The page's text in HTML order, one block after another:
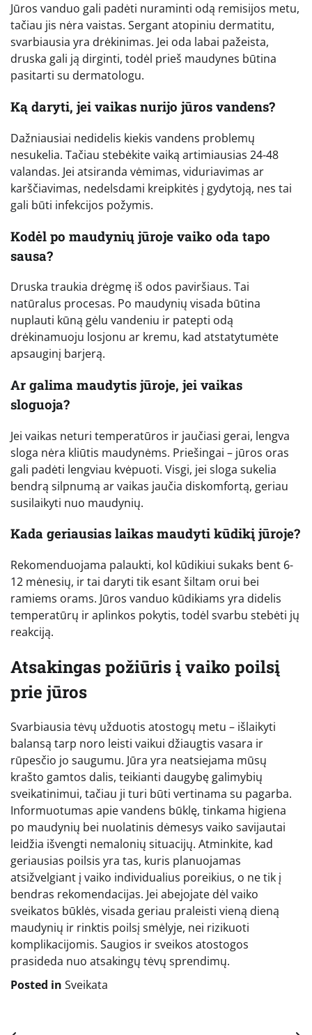
Jūros vanduo gali padėti nuraminti odą remisijos metu,
tačiau jis nėra vaistas. Sergant atopiniu dermatitu,
svarbiausia yra drėkinimas. Jei oda labai pažeista,
druska gali ją dirginti, todėl prieš maudynes būtina
pasitarti su dermatologu.
Ką daryti, jei vaikas nurijo jūros vandens?
Dažniausiai nedidelis kiekis vandens problemų
nesukelia. Tačiau stebėkite vaiką artimiausias 24-48
valandas. Jei atsiranda vėmimas, viduriavimas ar
karščiavimas, nedelsdami kreipkitės į gydytoją, nes tai
gali būti infekcijos požymis.
Kodėl po maudynių jūroje vaiko oda tapo
sausa?
Druska traukia drėgmę iš odos paviršiaus. Tai
natūralus procesas. Po maudynių visada būtina
nuplauti kūną gėlu vandeniu ir patepti odą
drėkinamuoju losjonu ar kremu, kad atstatytumėte
apsauginį barjerą.
Ar galima maudytis jūroje, jei vaikas
sloguoja?
Jei vaikas neturi temperatūros ir jaučiasi gerai, lengva
sloga nėra kliūtis maudynėms. Priešingai – jūros oras
gali padėti lengviau kvėpuoti. Visgi, jei sloga sukelia
bendrą silpnumą ar vaikas jaučia diskomfortą, geriau
susilaikyti nuo maudynių.
Kada geriausias laikas maudyti kūdikį jūroje?
Rekomenduojama palaukti, kol kūdikiui sukaks bent 6-
12 mėnesių, ir tai daryti tik esant šiltam orui bei
ramiems orams. Jūros vanduo kūdikiams yra didelis
temperatūrų ir aplinkos pokytis, todėl svarbu stebėti jų
reakciją.
Atsakingas požiūris į vaiko poilsį
prie jūros
Svarbiausia tėvų užduotis atostogų metu – išlaikyti
balansą tarp noro leisti vaikui džiaugtis vasara ir
rūpesčio jo saugumu. Jūra yra neatsiejama mūsų
krašto gamtos dalis, teikianti daugybę galimybių
sveikatinimui, tačiau ji turi būti vertinama su pagarba.
Informuotumas apie vandens būklę, tinkama higiena
po maudynių bei nuolatinis dėmesys vaiko savijautai
leidžia išvengti nemalonių situacijų. Atminkite, kad
geriausias poilsis yra tas, kuris planuojamas
atsižvelgiant į vaiko individualius poreikius, o ne tik į
bendras rekomendacijas. Jei abejojate dėl vaiko
sveikatos būklės, visada geriau praleisti vieną dieną
maudynių ir rinktis poilsį smėlyje, nei rizikuoti
komplikacijomis. Saugios ir sveikos atostogos
prasideda nuo atsakingų tėvų sprendimų.
Posted in Sveikata